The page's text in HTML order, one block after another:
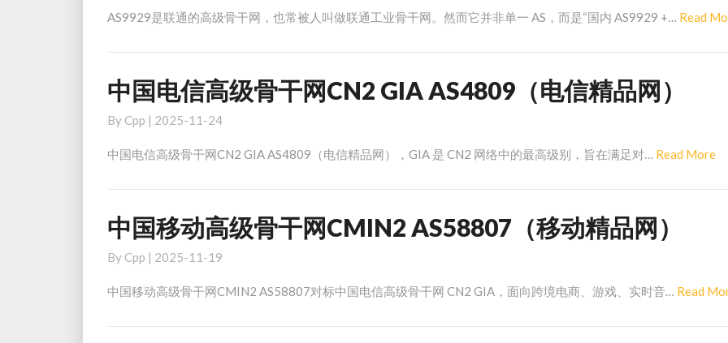
级
网
9299
国
内
AS9929
，
国
AS10099（联
通
品
AS9929是联通的高级骨干网，也常被人叫做联通工业骨干网。然而它并非单一 AS，而是“国内 AS9929 +… Read
中
国
电
信
级
干
CN2
GIA
信
中国电信高级骨干网CN2 GIA AS4809（电信精品网）
By Cpp | 2025-11-24
中国电信高级骨干网CN2 GIA AS4809（电信精品网），GIA 是 CN2 网络中的最高级别，旨在满足对… Read More
中
国
移
动
级
中国移动高级骨干网CMIN2 AS58807（移动精品网）
By Cpp | 2025-11-19
中国移动高级骨干网CMIN2 AS58807对标中国电信高级骨干网 CN2 GIA，面向跨境电商、游戏、实时音… Read